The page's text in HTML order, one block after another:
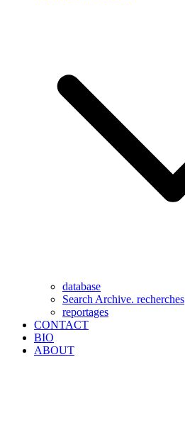
database
Search Archive. recherches
reportages
CONTACT
BIO
ABOUT